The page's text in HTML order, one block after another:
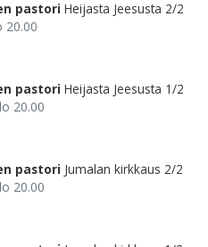
pastori Heijasta Jeesusta 2/2
20.00
pastori Heijasta Jeesusta 1/2
20.00
pastori Jumalan kirkkaus 2/2
20.00